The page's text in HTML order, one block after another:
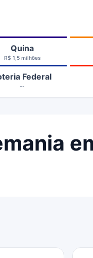
Quina
R$ 1,5 milhões
Federal
--